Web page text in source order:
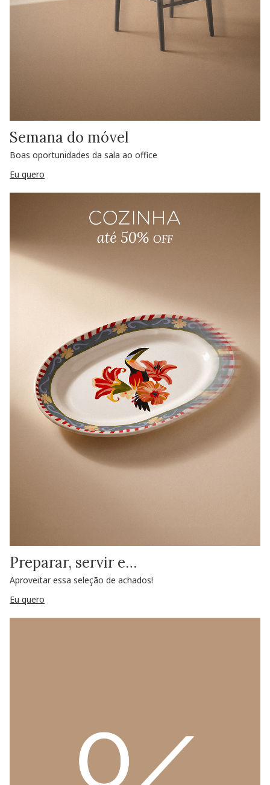
Semana do móvel
Boas oportunidades da sala ao office
Eu quero
Preparar, servir e…
Aproveitar essa seleção de achados!
Eu quero